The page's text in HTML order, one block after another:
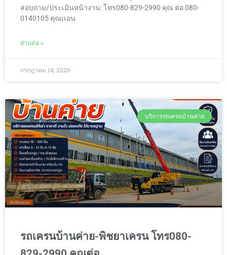
สอบถาม/ประเมินหน้างาน: โทร080-829-2990 คุณ ต่อ 080-
0140105 คุณเเอน
อ่านต่อ »
กรกฎาคม 14, 2026
บริการรถเครนบ้านค่าย
รถเครนบ้านค่าย-พิชยาเครน โทร080-